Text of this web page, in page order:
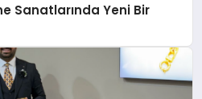
Sanatlarında Yeni Bir